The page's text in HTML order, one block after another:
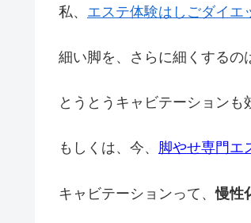
私、 エステ体験はしごダイエ
細い脚を、さらに細くするの
とうとうキャビテーションも
もしくは、今、 脚やせ専門エ
キャビテーションって、慢性